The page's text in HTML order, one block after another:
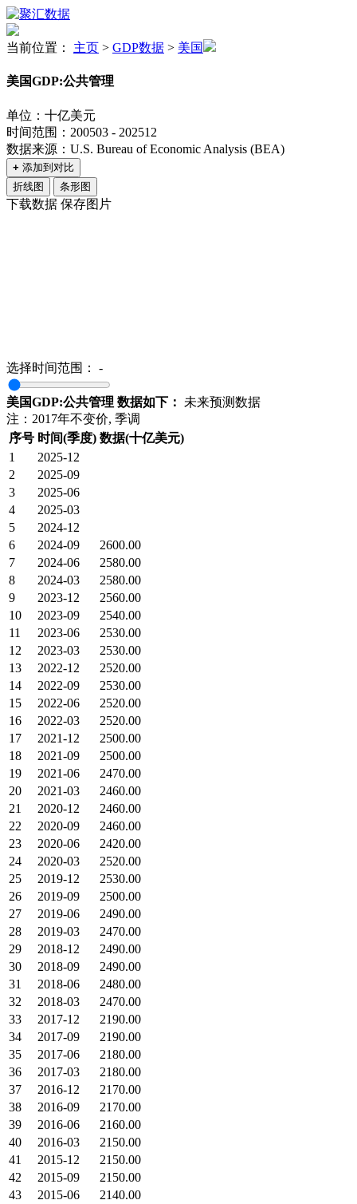
当前位置： 主页 > GDP数据 > 美国
美国GDP:公共管理
单位：十亿美元
时间范围：200503 - 202512
数据来源：U.S. Bureau of Economic Analysis (BEA)
+ 添加到对比
折线图
条形图
下载数据 保存图片
选择时间范围： -
美国GDP:公共管理 数据如下：
未来预测数据
注：2017年不变价, 季调
序号 时间(季度) 数据(十亿美元)
1
2025-12
2
2025-09
3
2025-06
4
2025-03
5
2024-12
6
2024-09
2600.00
7
2024-06
2580.00
8
2024-03
2580.00
9
2023-12
2560.00
10
2023-09
2540.00
11
2023-06
2530.00
12
2023-03
2530.00
13
2022-12
2520.00
14
2022-09
2530.00
15
2022-06
2520.00
16
2022-03
2520.00
17
2021-12
2500.00
18
2021-09
2500.00
19
2021-06
2470.00
20
2021-03
2460.00
21
2020-12
2460.00
22
2020-09
2460.00
23
2020-06
2420.00
24
2020-03
2520.00
25
2019-12
2530.00
26
2019-09
2500.00
27
2019-06
2490.00
28
2019-03
2470.00
29
2018-12
2490.00
30
2018-09
2490.00
31
2018-06
2480.00
32
2018-03
2470.00
33
2017-12
2190.00
34
2017-09
2190.00
35
2017-06
2180.00
36
2017-03
2180.00
37
2016-12
2170.00
38
2016-09
2170.00
39
2016-06
2160.00
40
2016-03
2150.00
41
2015-12
2150.00
42
2015-09
2150.00
43
2015-06
2140.00